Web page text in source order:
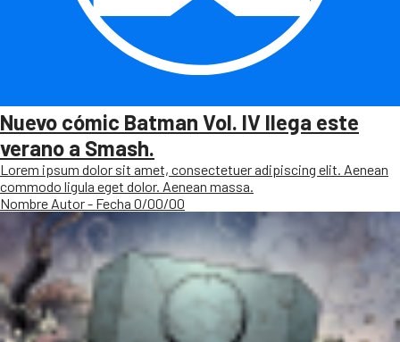
Nuevo cómic Batman Vol. IV llega este
verano a Smash.
Lorem ipsum dolor sit amet, consectetuer adipiscing elit. Aenean
commodo ligula eget dolor. Aenean massa.
Nombre Autor - Fecha 0/00/00